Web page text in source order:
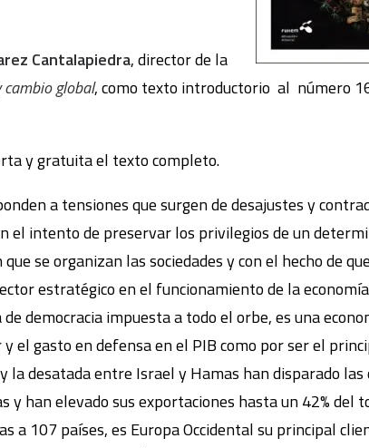
Cantalapiedra, director de la
cambio global, como texto introductorio al número
y gratuita el texto completo.
a tensiones que surgen de desajustes y
el intento de preservar los privilegios de un
se organizan las sociedades y con el hecho de
estratégico en el funcionamiento de la
democracia impuesta a todo el orbe, es una
el gasto en defensa en el PIB como por ser el
la desatada entre Israel y Hamas han disparado
y han elevado sus exportaciones hasta un 42% del
a 107 países, es Europa Occidental su principal